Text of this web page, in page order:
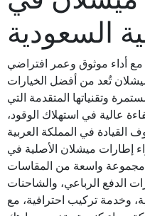
السعودية
أداء موثوق وعمر افتراضي
تُعد من أفضل الخيارات
وتقنياتها المتقدمة التي
عالية في استهلاك الوقود،
في المملكة العربية
إطارات ميشلان الأصلية في
مجموعة واسعة من المقاسات
الدفع الرباعي، والشاحنات
وخدمة تركيب احترافية، مع